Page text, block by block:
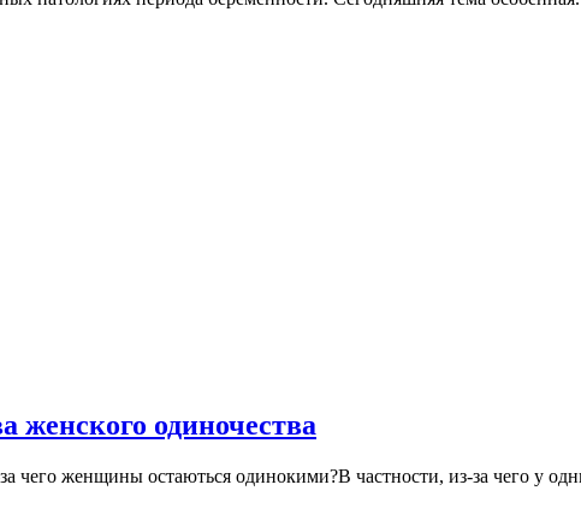
женского одиночества
женщины остаються одинокими?В частности, из-за чего у